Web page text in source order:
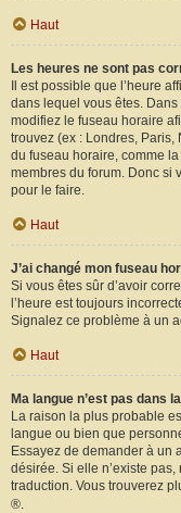
Haut
Les heures ne sont pas
Il est possible que l’heure
dans lequel vous êtes.
modifiez le fuseau horaire
trouvez (ex : Londres, Paris,
du fuseau horaire, comme
membres du forum. Donc si
pour le faire.
Haut
J’ai changé mon fuseau
Si vous êtes sûr d’avoir
l’heure est toujours
Signalez ce problème à un
Haut
Ma langue n’est pas dans
La raison la plus probable
langue ou bien que
Essayez de demander à un
désirée. Si elle n’existe
traduction. Vous trouverez
®.